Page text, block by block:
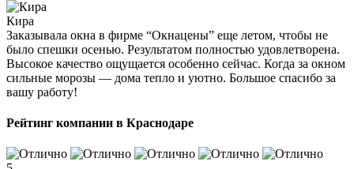
Кира
Заказывала окна в фирме “Окнацены” еще летом, чтобы не
было спешки осенью. Результатом полностью удовлетворена.
Высокое качество ощущается особенно сейчас. Когда за окном
сильные морозы — дома тепло и уютно. Большое спасибо за
вашу работу!
Рейтинг компании в Краснодаре